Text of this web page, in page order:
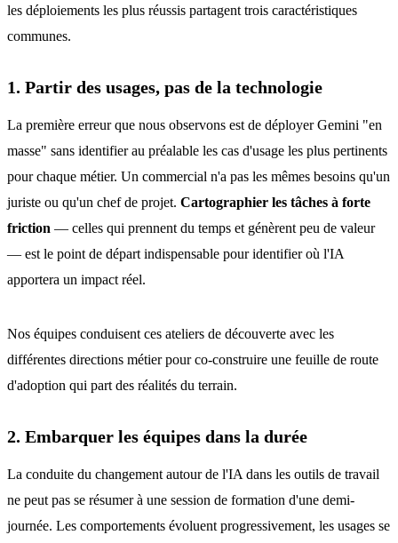
les déploiements les plus réussis partagent trois caractéristiques
communes.
1. Partir des usages, pas de la technologie
La première erreur que nous observons est de déployer Gemini "en
masse" sans identifier au préalable les cas d'usage les plus pertinents
pour chaque métier. Un commercial n'a pas les mêmes besoins qu'un
juriste ou qu'un chef de projet. Cartographier les tâches à forte
friction — celles qui prennent du temps et génèrent peu de valeur
— est le point de départ indispensable pour identifier où l'IA
apportera un impact réel.
Nos équipes conduisent ces ateliers de découverte avec les
différentes directions métier pour co-construire une feuille de route
d'adoption qui part des réalités du terrain.
2. Embarquer les équipes dans la durée
La conduite du changement autour de l'IA dans les outils de travail
ne peut pas se résumer à une session de formation d'une demi-
journée. Les comportements évoluent progressivement, les usages se